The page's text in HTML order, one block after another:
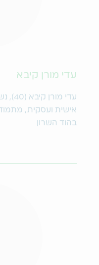
עדי מורן קיבא
בהוד השרון